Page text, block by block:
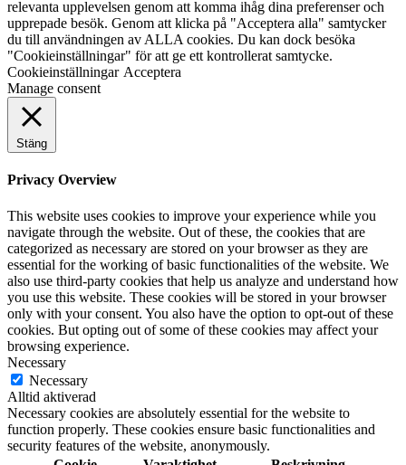
relevanta upplevelsen genom att komma ihåg dina preferenser och
upprepade besök. Genom att klicka på "Acceptera alla" samtycker
du till användningen av ALLA cookies. Du kan dock besöka
"Cookieinställningar" för att ge ett kontrollerat samtycke.
Cookieinställningar Acceptera
Manage consent
Stäng
Privacy Overview
This website uses cookies to improve your experience while you
navigate through the website. Out of these, the cookies that are
categorized as necessary are stored on your browser as they are
essential for the working of basic functionalities of the website. We
also use third-party cookies that help us analyze and understand how
you use this website. These cookies will be stored in your browser
only with your consent. You also have the option to opt-out of these
cookies. But opting out of some of these cookies may affect your
browsing experience.
Necessary
Necessary
Alltid aktiverad
Necessary cookies are absolutely essential for the website to
function properly. These cookies ensure basic functionalities and
security features of the website, anonymously.